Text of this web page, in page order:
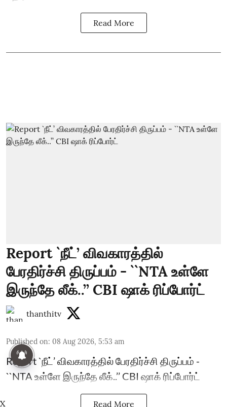
Read More
Report `நீட்’ விவகாரத்தில்
பேரதிர்ச்சி திருப்பம் - ``NTA உள்ளே
இருந்தே லீக்..’’ CBI ஷாக் ரிப்போர்ட்
thanthitv
Published on: 08 Aug 2026, 5:53 am
Report `நீட்’ விவகாரத்தில் பேரதிர்ச்சி திருப்பம் -
``NTA உள்ளே இருந்தே லீக்..’’ CBI ஷாக் ரிப்போர்ட்
Read More
X